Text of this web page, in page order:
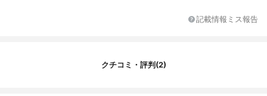
記載情報ミス報告
クチコミ・評判(2)